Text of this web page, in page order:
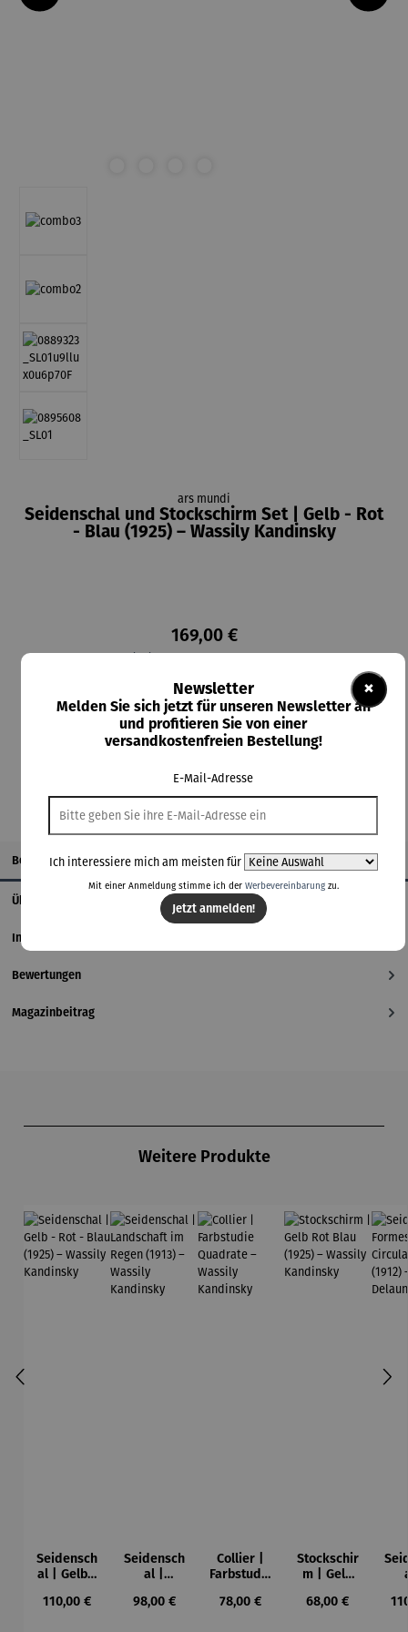
ars mundi
Seidenschal und Stockschirm Set | Gelb - Rot
- Blau (1925) – Wassily Kandinsky
169,00 €
Lieferzeit: 14 Tage
In den Warenkorb
Beschreibung
Über den Künstler
Informationen zum Hersteller
Bewertungen
Magazinbeitrag
Weitere Produkte
Seidensch
al | Gelb -
(1925) –
Regulärer Preis:
110,00 €
Seidensch
al |
t im
Regulärer Preis:
98,00 €
Collier |
Farbstudie
– Wassily
Regulärer Preis:
78,00 €
Stockschir
m | Gelb
(1925) –
Regulärer Preis:
68,00 €
×
Newsletter
Melden Sie sich jetzt für unseren Newsletter an
und profitieren Sie von einer
versandkostenfreien Bestellung!
E-Mail-Adresse
Ich interessiere mich am meisten für
Mit einer Anmeldung stimme ich der Werbevereinbarungzu.
Jetzt anmelden!